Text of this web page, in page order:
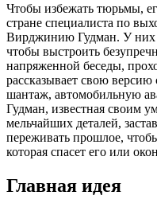
Чтобы избежать тюрьмы,
стране специалиста по
Вирджинию Гудман. У них
чтобы выстроить
напряженной беседы,
рассказывает свою версию
шантаж, автомобильную
Гудман, известная своим
мельчайших деталей,
переживать прошлое,
которая спасет его или
Главная идея